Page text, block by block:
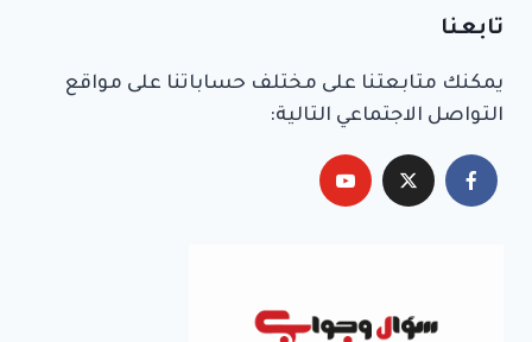
تابعنا
يمكنك متابعتنا على مختلف حساباتنا على مواقع
التواصل الاجتماعي التالية: